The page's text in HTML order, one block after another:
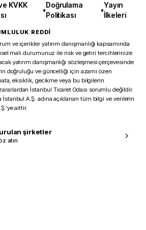
KVKK
•
Doğrulama
Politikası
•
Yayın
İlkeleri
REDDİ
ve içerikler yatırım danışmanlığı kapsamında
mali durumunuz ile risk ve getiri tercihlerinize
yatırım danışmanlığı sözleşmesi çerçevesinde
doğruluğu ve güncelliği için azami özen
eksiklik, gecikme veya bu bilgilerin
İstanbul Ticaret Odası sorumlu değildir.
İstanbul A.Ş. adına açıklanan tüm bilgi ve verilerin
aittir.
şirketler
atın